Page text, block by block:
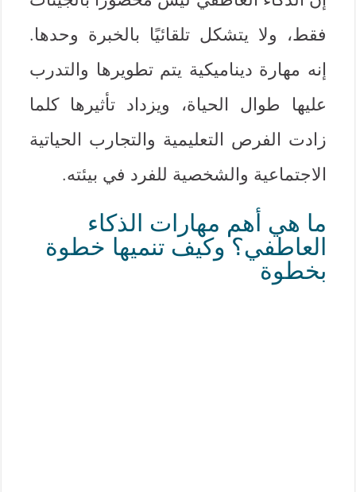
فقط، ولا يتشكل تلقائيًا بالخبرة وحدها.
إنه مهارة ديناميكية يتم تطويرها والتدرب
عليها طوال الحياة، ويزداد تأثيرها كلما
زادت الفرص التعليمية والتجارب الحياتية
الاجتماعية والشخصية للفرد في بيئته.
ما هي أهم مهارات الذكاء
العاطفي؟ وكيف تنميها خطوة
بخطوة